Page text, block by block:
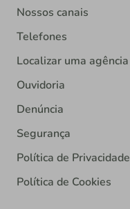
Nossos canais
Telefones
Localizar uma agência
Ouvidoria
Denúncia
Segurança
Política de Privacidade
Política de Cookies